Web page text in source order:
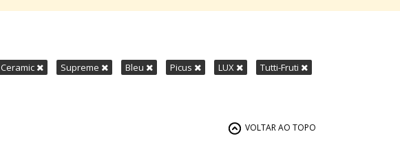
Ceramic Supreme Bleu Picus LUX Tutti-Fruti
VOLTAR AO TOPO